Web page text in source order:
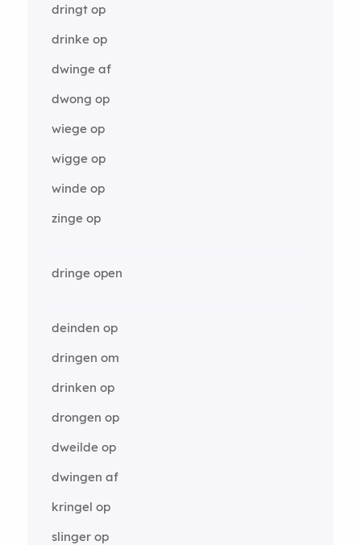
dringt op
drinke op
dwinge af
dwong op
wiege op
wigge op
winde op
zinge op
dringe open
deinden op
dringen om
drinken op
drongen op
dweilde op
dwingen af
kringel op
slinger op